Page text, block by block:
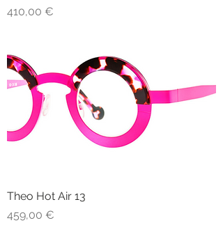
Prezzo
410,00 €
Theo Hot Air 13
Prezzo
459,00 €